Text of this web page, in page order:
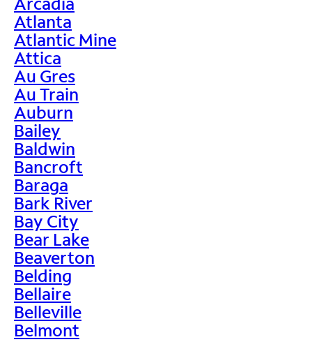
Atlanta
Atlantic Mine
Attica
Au Gres
Au Train
Auburn
Bailey
Baldwin
Bancroft
Baraga
Bark River
Bay City
Bear Lake
Beaverton
Belding
Bellaire
Belleville
Belmont